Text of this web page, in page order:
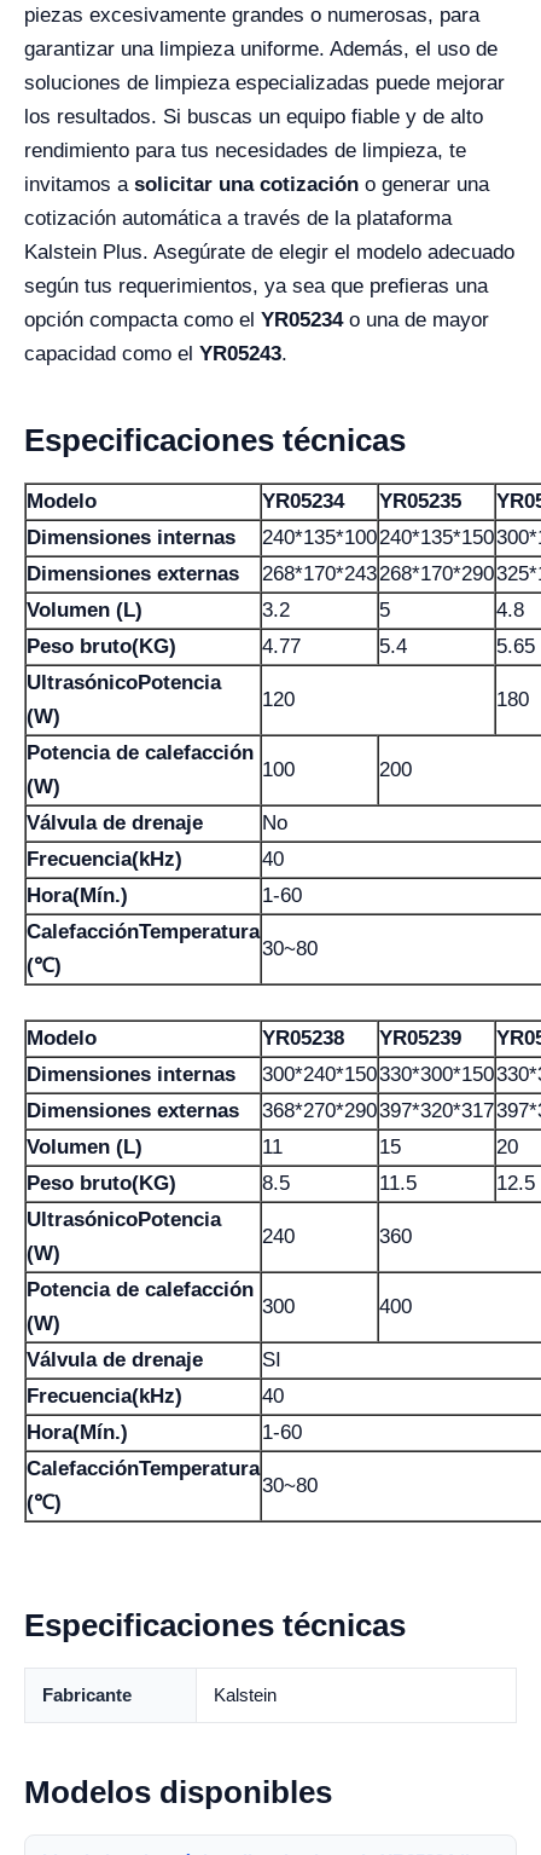
piezas excesivamente grandes o numerosas, para
garantizar una limpieza uniforme. Además, el uso de
soluciones de limpieza especializadas puede mejorar
los resultados. Si buscas un equipo fiable y de alto
rendimiento para tus necesidades de limpieza, te
invitamos a solicitar una cotización o generar una
cotización automática a través de la plataforma
Kalstein Plus. Asegúrate de elegir el modelo adecuado
según tus requerimientos, ya sea que prefieras una
opción compacta como el YR05234o una de mayor
capacidad como el YR05243.
Especificaciones técnicas
Modelo YR05234 YR05235
Dimensiones internas
240*135*100240*135*150
Dimensiones externas
268*170*243268*170*290
Volumen (L)
3.2 5
4.8
Peso bruto(KG)
4.77 5.4
5.65
UltrasónicoPotencia
(W)
120 180
Potencia de calefacción
(W)
100 200
Válvula de drenaje
No
Frecuencia(kHz)
40
Hora(Mín.)
1-60
CalefacciónTemperatura
(℃)
30~80
Modelo YR05238 YR05239
Dimensiones internas
300*240*150330*300*150
Dimensiones externas
368*270*290397*320*317
Volumen (L)
11 15
20
Peso bruto(KG)
8.5 11.5
12.5
UltrasónicoPotencia
(W)
240 360
Potencia de calefacción
(W)
300 400
Válvula de drenaje
SI
Frecuencia(kHz)
40
Hora(Mín.)
1-60
CalefacciónTemperatura
(℃)
30~80
Especificaciones técnicas
Fabricante Kalstein
Modelos disponibles